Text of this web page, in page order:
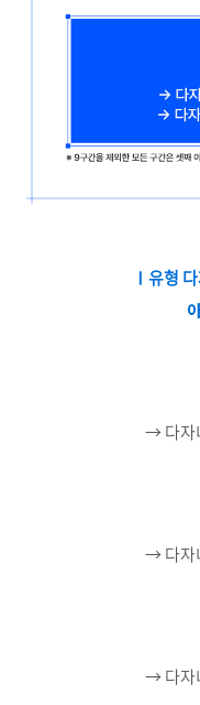
Ⅰ유형
→ 다자
→ 다자
→ 다자